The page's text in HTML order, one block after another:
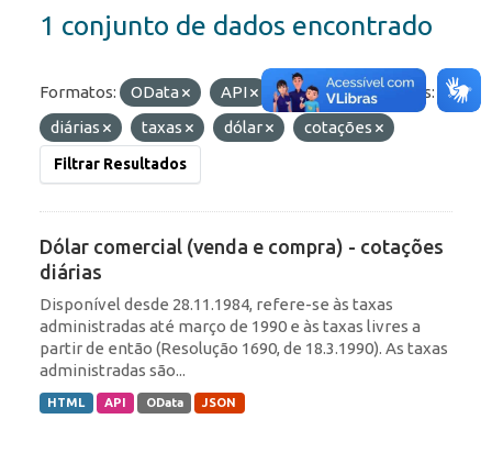
1 conjunto de dados encontrado
Formatos: OData API JSON
Etiquetas:
diárias
taxas dólar cotações
Filtrar Resultados
Dólar comercial (venda e compra) - cotações
diárias
Disponível desde 28.11.1984, refere-se às taxas
administradas até março de 1990 e às taxas livres a
partir de então (Resolução 1690, de 18.3.1990). As taxas
administradas são...
HTML API OData JSON